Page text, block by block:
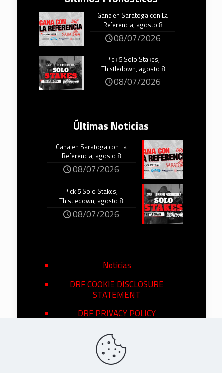
Gana en Saratoga con La
Referencia, agosto 8
08/07/2026
Pick 5 Solo Stakes,
Thistledown, agosto 8
08/07/2026
Últimas Noticias
Gana en Saratoga con La
Referencia, agosto 8
08/07/2026
Pick 5 Solo Stakes,
Thistledown, agosto 8
08/07/2026
Noticias
DRF COOKIE DISCLOSURE
STATEMENT
DRF PRIVACY POLICY